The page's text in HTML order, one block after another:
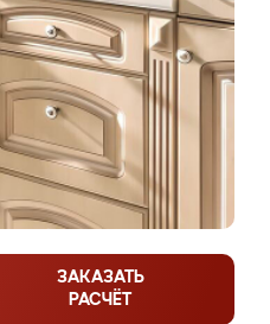
ЗАКАЗАТЬ
РАСЧЁТ